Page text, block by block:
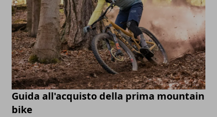
Guida all'acquisto della prima mountain
bike